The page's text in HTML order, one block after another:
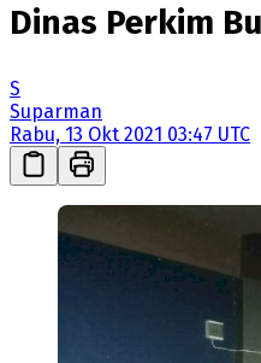
Dinas Perkim
S
Suparman
Rabu, 13 Okt 2021 03:47 UTC